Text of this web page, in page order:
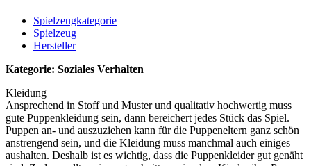
Spielzeugkategorie
Spielzeug
Hersteller
Kategorie: Soziales Verhalten
Kleidung
Ansprechend in Stoff und Muster und qualitativ hochwertig muss
gute Puppenkleidung sein, dann bereichert jedes Stück das Spiel.
Puppen an- und auszuziehen kann für die Puppeneltern ganz schön
anstrengend sein, und die Kleidung muss manchmal auch einiges
aushalten. Deshalb ist es wichtig, dass die Puppenkleider gut genäht